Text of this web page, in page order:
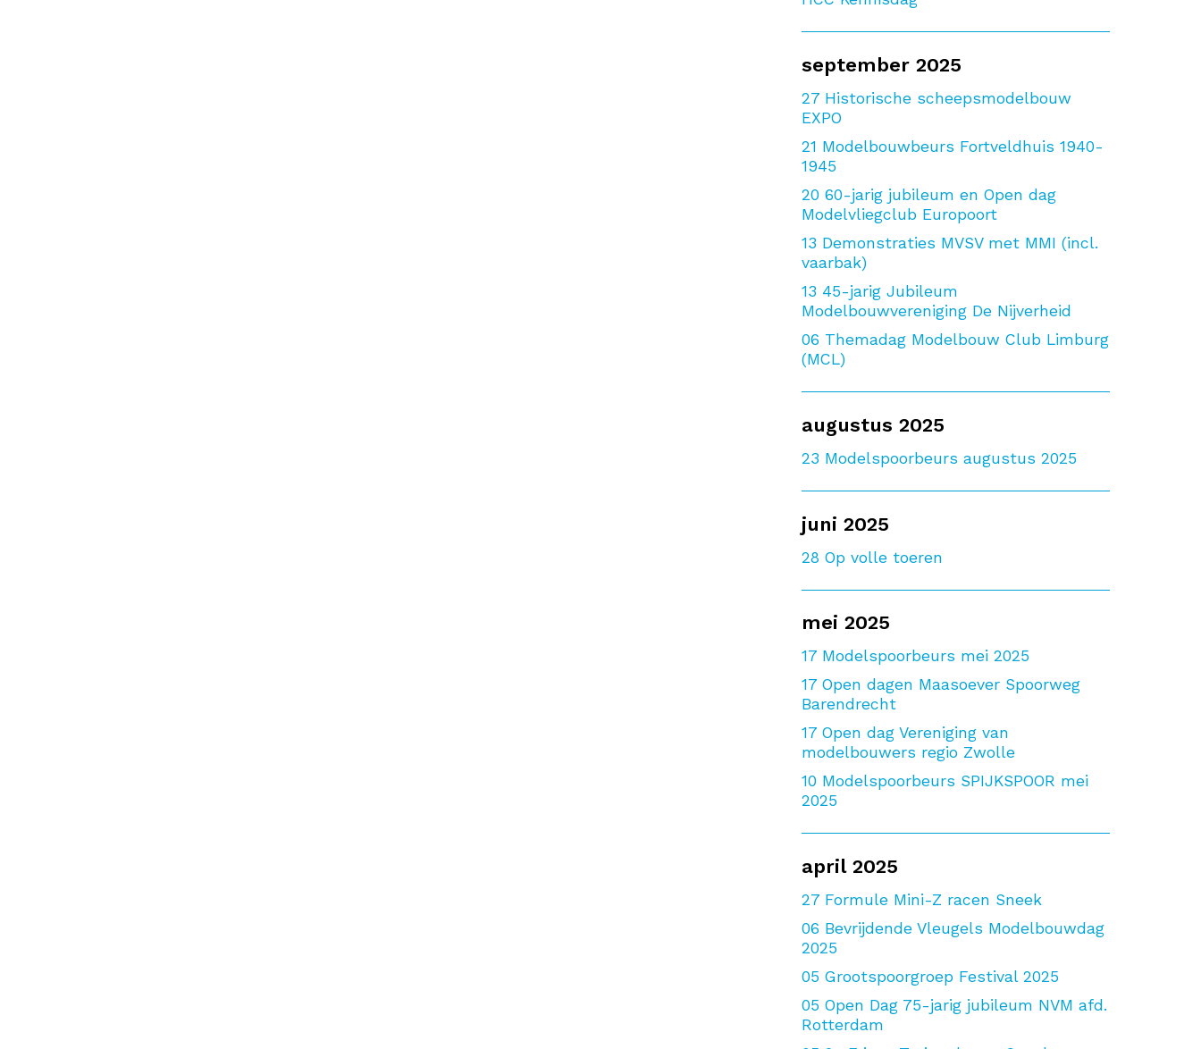
september 2025
27 Historische scheepsmodelbouw
EXPO
21 Modelbouwbeurs Fortveldhuis 1940-
1945
20 60-jarig jubileum en Open dag
Modelvliegclub Europoort
13 Demonstraties MVSV met MMI (incl.
vaarbak)
13 45-jarig Jubileum
Modelbouwvereniging De Nijverheid
06 Themadag Modelbouw Club Limburg
(MCL)
augustus 2025
23 Modelspoorbeurs augustus 2025
juni 2025
28 Op volle toeren
mei 2025
17 Modelspoorbeurs mei 2025
17 Open dagen Maasoever Spoorweg
Barendrecht
17 Open dag Vereniging van
modelbouwers regio Zwolle
10 Modelspoorbeurs SPIJKSPOOR mei
2025
april 2025
27 Formule Mini-Z racen Sneek
06 Bevrijdende Vleugels Modelbouwdag
2025
05 Grootspoorgroep Festival 2025
05 Open Dag 75-jarig jubileum NVM afd.
Rotterdam